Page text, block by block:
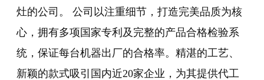
灶的公司。 公司以注重细节，打造完美品质为核
心，拥有多项国家专利及完整的产品合格检验系
统，保证每台机器出厂的合格率。精湛的工艺、
新颖的款式吸引国内近20家企业，为其提供代工